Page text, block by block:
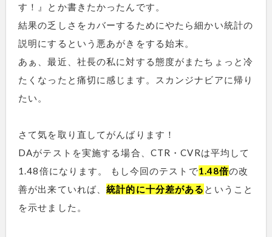
す！』とか書きたかったんです。
結果の乏しさをカバーするためにやたら細かい統計の
説明にするという悪あがきをする始末。
あぁ、最近、社長の私に対する態度がまたちょっと冷
たくなったと痛切に感じます。スカンジナビアに帰り
たい。
さて気を取り直してがんばります！
DAがテストを実施する場合、CTR・CVRは平均して
1.48倍になります。 もし今回のテストで1.48倍の改
善が出来ていれば、統計的に十分差がある ということ
を示せました。